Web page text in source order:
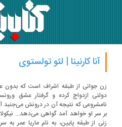
آنا کارنینا | لئو تولستوی
جوانی از طبقه اشراف است که بدون عشق و
ازدواج کرده و گرفتار عشق ورونسکی
که نتیجه آن در درونش می‌جنبد
سر او خواهد آمد گواهی می‌دهد... نیکولای،
از طبقه پایین، به نام ماریا عمر به سر